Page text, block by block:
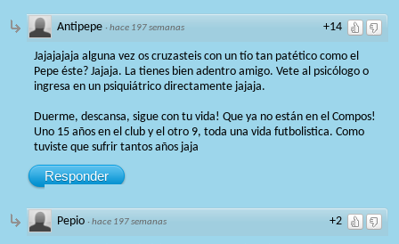
+14
Antipepe ·hace 197 semanas
Jajajajaja alguna vez os cruzasteis con un tío tan patético como el
Pepe éste? Jajaja. La tienes bien adentro amigo. Vete al psicólogo o
ingresa en un psiquiátrico directamente jajaja.
Duerme, descansa, sigue con tu vida! Que ya no están en el Compos!
Uno 15 años en el club y el otro 9, toda una vida futbolistica. Como
tuviste que sufrir tantos años jaja
Responder
+2
Pepio ·hace 197 semanas